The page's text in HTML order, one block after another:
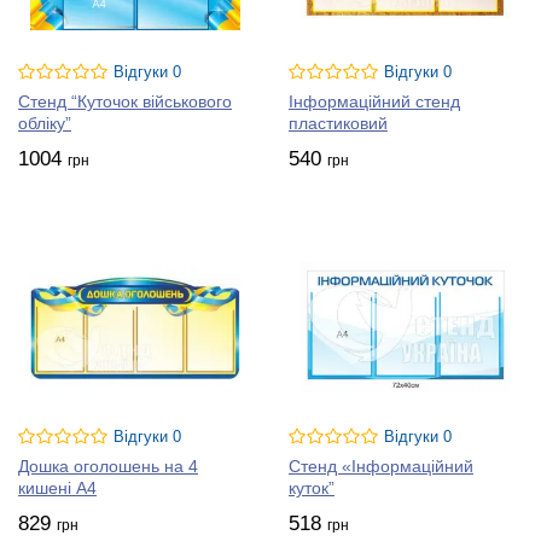
Відгуки 0
Стенд “Куточок військового
обліку”
1004 грн
Відгуки 0
Інформаційний стенд
пластиковий
540 грн
Відгуки 0
Дошка оголошень на 4
кишені А4
829 грн
Відгуки 0
Стенд «Інформаційний
куток”
518 грн